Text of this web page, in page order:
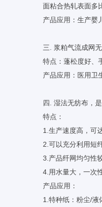
面粘合热轧表面多
产品应用：生产婴
三. 浆粕气流成网
特点：蓬松度好、
产品应用：医用卫
四. 湿法无纺布，
特点：
1.生产速度高，可
2.可以充分利用短
3.产品纤网均匀性
4.用水量大，一次
产品应用：
1.特种纸：粉尘/液